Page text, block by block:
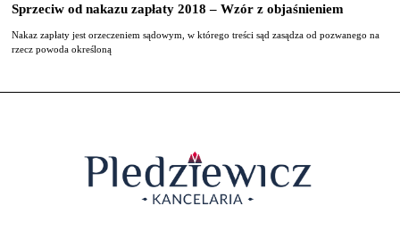
Sprzeciw od nakazu zapłaty 2018 – Wzór z objaśnieniem
Nakaz zapłaty jest orzeczeniem sądowym, w którego treści sąd zasądza od pozwanego na
rzecz powoda określoną